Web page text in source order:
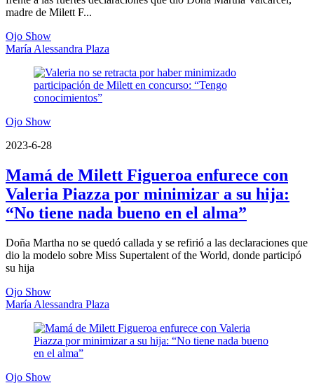
madre de Milett F...
Ojo Show
María Alessandra Plaza
Ojo Show
2023-6-28
Mamá de Milett Figueroa enfurece con
Valeria Piazza por minimizar a su hija:
“No tiene nada bueno en el alma”
Doña Martha no se quedó callada y se refirió a las declaraciones que
dio la modelo sobre Miss Supertalent of the World, donde participó
su hija
Ojo Show
María Alessandra Plaza
Ojo Show